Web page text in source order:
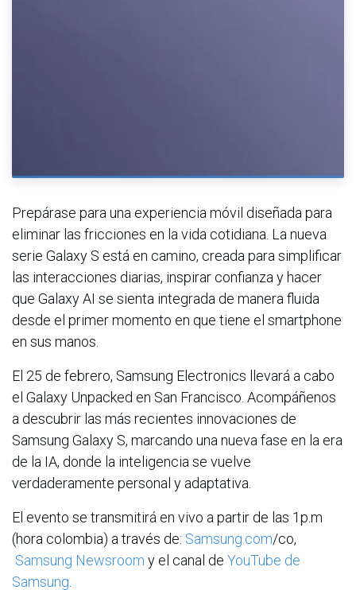
Prepárase para una experiencia móvil diseñada para
eliminar las fricciones en la vida cotidiana. La nueva
serie Galaxy S está en camino, creada para simplificar
las interacciones diarias, inspirar confianza y hacer
que Galaxy AI se sienta integrada de manera fluida
desde el primer momento en que tiene el smartphone
en sus manos.
El 25 de febrero, Samsung Electronics llevará a cabo
el Galaxy Unpacked en San Francisco. Acompáñenos
a descubrir las más recientes innovaciones de
Samsung Galaxy S, marcando una nueva fase en la era
de la IA, donde la inteligencia se vuelve
verdaderamente personal y adaptativa.
El evento se transmitirá en vivo a partir de las 1p.m
(hora colombia) a través de: Samsung.com/co,
Samsung Newsroom y el canal de YouTube de
Samsung